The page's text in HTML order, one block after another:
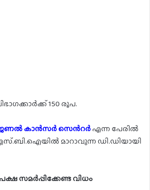
150 രൂപ.
കാൻസർ സെൻറർഎന്ന പേരിൽ
മാറാവുന്ന ഡി.ഡിയായി
സമർപ്പിക്കേണ്ട വിധം